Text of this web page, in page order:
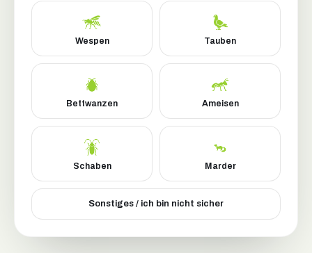
Wespen Tauben
Bettwanzen Ameisen
Schaben Marder
Sonstiges / ich bin nicht sicher